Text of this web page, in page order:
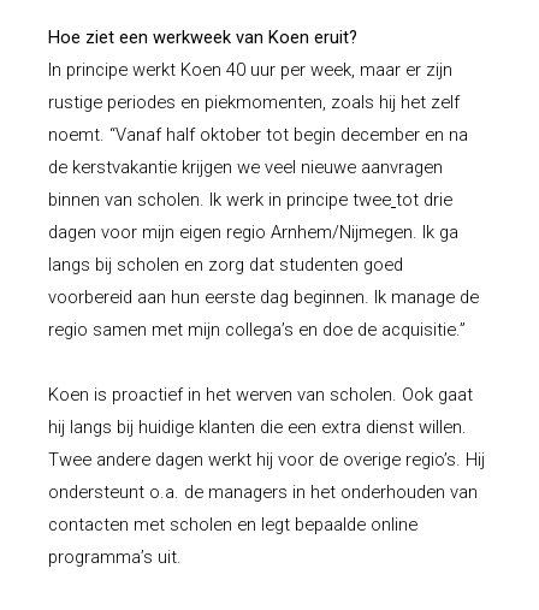
Hoe ziet een werkweek van Koen eruit?
In principe werkt Koen 40 uur per week, maar er zijn
rustige periodes en piekmomenten, zoals hij het zelf
noemt. “Vanaf half oktober tot begin december en na
de kerstvakantie krijgen we veel nieuwe aanvragen
binnen van scholen. Ik werk in principe twee tot drie
dagen voor mijn eigen regio Arnhem/Nijmegen. Ik ga
langs bij scholen en zorg dat studenten goed
voorbereid aan hun eerste dag beginnen. Ik manage de
regio samen met mijn collega’s en doe de acquisitie.”
Koen is proactief in het werven van scholen. Ook gaat
hij langs bij huidige klanten die een extra dienst willen.
Twee andere dagen werkt hij voor de overige regio’s. Hij
ondersteunt o.a. de managers in het onderhouden van
contacten met scholen en legt bepaalde online
programma’s uit.